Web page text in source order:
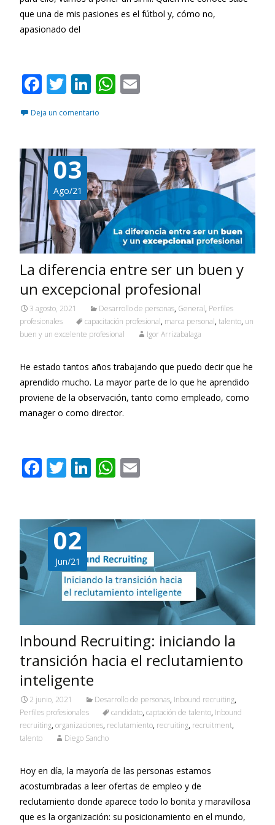
que una de mis pasiones es el fútbol y, cómo no,
apasionado del
F
e
b
o
o
k
T
itt
er
Li
n
k
e
dI
n
W
s
A
p
p
l
Deja un comentario
03
Ago/21
La diferencia entre ser un buen y
un excepcional profesional
3 agosto, 2021 Desarrollo de personas, General, Perfiles
profesionales
capacitación profesional, marca personal,talento, un
buen y un excelente profesional
Igor Arrizabalaga
He estado tantos años trabajando que puedo decir que he
aprendido mucho. La mayor parte de lo que he aprendido
proviene de la observación, tanto como empleado, como
manager o como director.
F
b
o
o
k
T
er
Li
e
dI
n
W
s
A
p
p
l
02
Jun/21
Inbound Recruiting: iniciando la
transición hacia el reclutamiento
inteligente
2 junio, 2021 Desarrollo de personas, Inbound recruiting,
Perfiles profesionales
candidato,captación de talento, Inbound
recruiting,organizaciones, reclutamiento, recruiting, recruitment,
talento
Diego Sancho
Hoy en día, la mayoría de las personas estamos
acostumbradas a leer ofertas de empleo y de
reclutamiento donde aparece todo lo bonita y maravillosa
que es la organización: su posicionamiento en el mundo,